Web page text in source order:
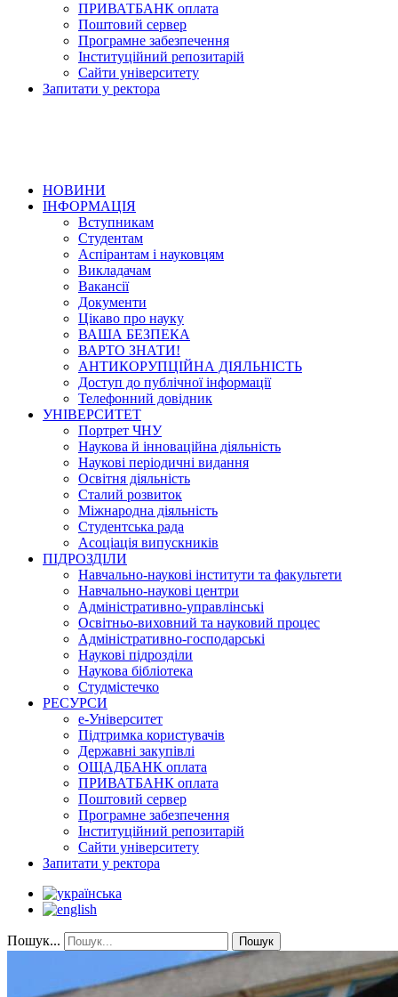
ПРИВАТБАНК оплата
Поштовий сервер
Програмне забезпечення
Інституційний репозитарій
Сайти університету
Запитати у ректора
НОВИНИ
ІНФОРМАЦІЯ
Вступникам
Студентам
Аспірантам і науковцям
Викладачам
Вакансії
Документи
Цікаво про науку
ВАША БЕЗПЕКА
ВАРТО ЗНАТИ!
АНТИКОРУПЦІЙНА ДІЯЛЬНІСТЬ
Доступ до публічної інформації
Телефонний довідник
УНІВЕРСИТЕТ
Портрет ЧНУ
Наукова й інноваційна діяльність
Наукові періодичні видання
Освітня діяльність
Сталий розвиток
Міжнародна діяльність
Студентська рада
Асоціація випускників
ПІДРОЗДІЛИ
Навчально-наукові інститути та факультети
Навчально-наукові центри
Адміністративно-управлінські
Освітньо-виховний та науковий процес
Адміністративно-господарські
Наукові підрозділи
Наукова бібліотека
Студмістечко
РЕСУРСИ
е-Університет
Підтримка користувачів
Державні закупівлі
ОЩАДБАНК оплата
ПРИВАТБАНК оплата
Поштовий сервер
Програмне забезпечення
Інституційний репозитарій
Сайти університету
Запитати у ректора
Пошук... Пошук